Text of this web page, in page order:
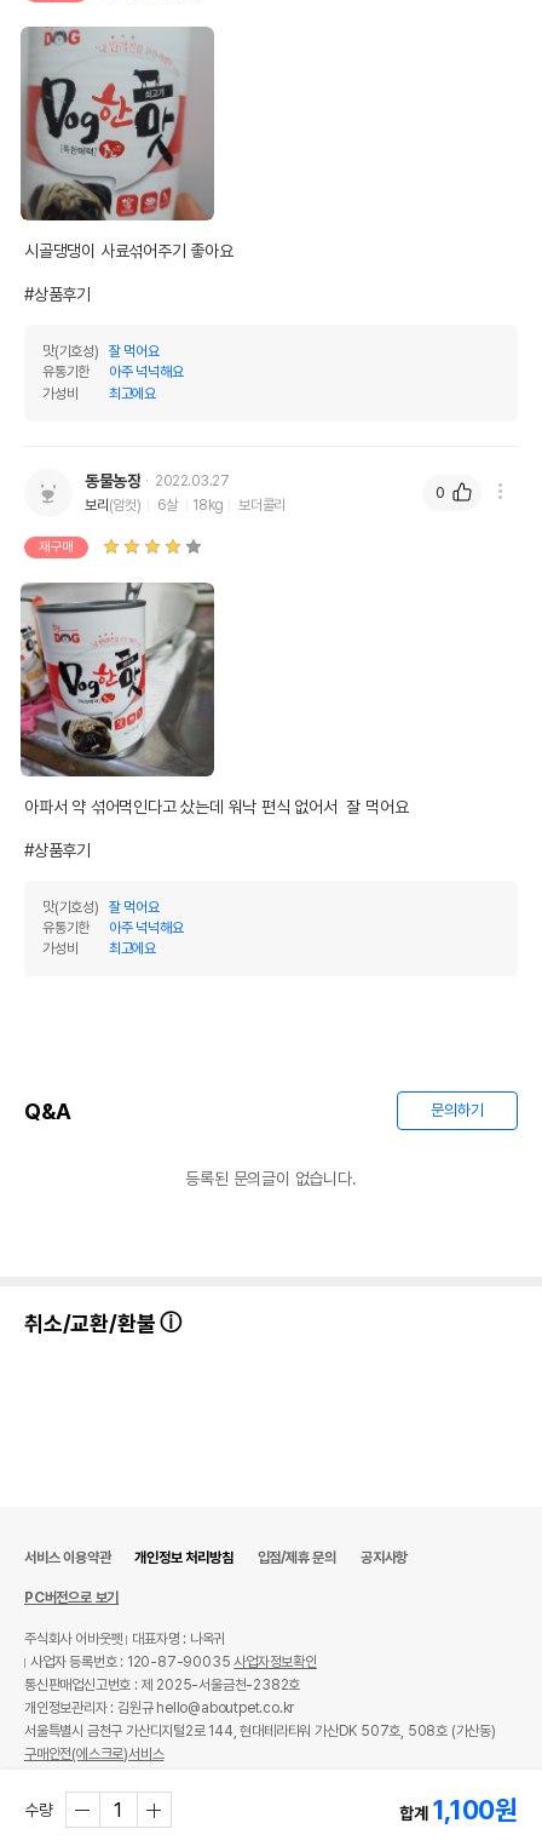
시골댕댕이 사료섞어주기 좋아요
#상품후기
맛(기호성)
잘 먹어요
유통기한
아주 넉넉해요
가성비
최고에요
동물농장
2022.03.27
보리(암컷) 6살 18kg 보더콜리
재구매
아파서 약 섞어먹인다고 샀는데 워낙 편식 없어서  잘 먹어요
#상품후기
맛(기호성)
잘 먹어요
유통기한
아주 넉넉해요
가성비
최고에요
0
Q&A 문의하기
등록된 문의글이 없습니다.
취소/교환/환불
수량 합계 1,100원
서비스 이용약관 개인정보 처리방침 입점/제휴 문의 공지사항
PC버전으로 보기
주식회사 어바웃펫
대표자명 : 나옥귀
사업자 등록번호 : 120-87-90035사업자정보확인
통신판매업신고번호 : 제 2025-서울금천-2382호
개인정보관리자 : 김원규 hello@aboutpet.co.kr
서울특별시 금천구 가산디지털2로 144, 현대테라타워 가산DK 507호, 508호 (가산동)
구매안전(에스크로)서비스